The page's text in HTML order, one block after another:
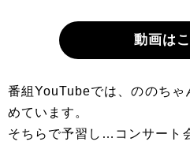
動画は
番組YouTubeでは、ののちゃ
めています。
そちらで予習し…コンサート